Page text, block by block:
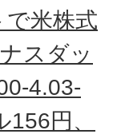
で米株式
スダッ
4.03-
円、